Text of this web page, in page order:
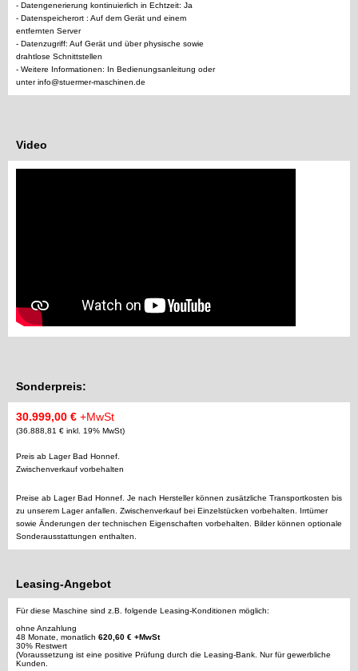
- Datengenerierung kontinuierlich in Echtzeit: Ja
- Datenspeicherort : Auf dem Gerät und einem
entfernten Server
- Datenzugriff: Auf Gerät und über physische sowie
drahtlose Schnittstellen
- Weitere Informationen: In Bedienungsanleitung oder
unter info@stuermer-maschinen.de
Video
Sonderpreis:
30.999,00 € +MwSt
(36.888,81 € inkl. 19% MwSt)
Preis ab Lager Bad Honnef.
Zwischenverkauf vorbehalten
Preise ab Lager Bad Honnef. Je nach Hersteller können zusätzliche Transportkosten bis
zu unserem Lager anfallen. Zwischenverkauf bei Einzelstücken vorbehalten. Irrtümer
sowie Änderungen der technischen Eigenschaften vorbehalten. Bilder können optionale
Sonderausstattungen enthalten.
Leasing-Angebot
Für diese Maschine sind z.B. folgende Leasing-Konditionen möglich:
ohne Anzahlung
48 Monate, monatlich 620,60 € +MwSt
30% Restwert
(Voraussetzung ist eine positive Prüfung durch die Leasing-Bank. Nur für gewerbliche
Kunden.